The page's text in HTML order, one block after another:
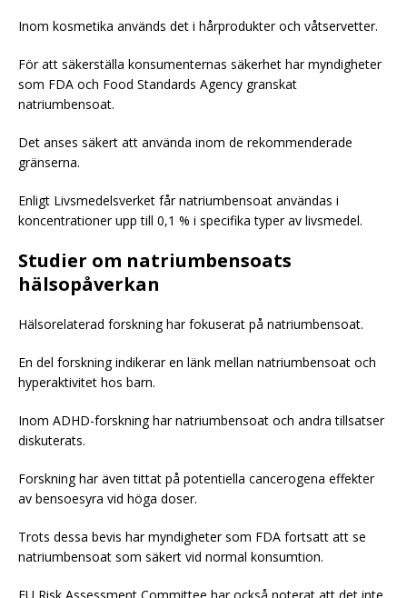
Inom kosmetika används det i hårprodukter och våtservetter.
För att säkerställa konsumenternas säkerhet har myndigheter
som FDA och Food Standards Agency granskat
natriumbensoat.
Det anses säkert att använda inom de rekommenderade
gränserna.
Enligt Livsmedelsverket får natriumbensoat användas i
koncentrationer upp till 0,1 % i specifika typer av livsmedel.
Studier om natriumbensoats
hälsopåverkan
Hälsorelaterad forskning har fokuserat på natriumbensoat.
En del forskning indikerar en länk mellan natriumbensoat och
hyperaktivitet hos barn.
Inom ADHD-forskning har natriumbensoat och andra tillsatser
diskuterats.
Forskning har även tittat på potentiella cancerogena effekter
av bensoesyra vid höga doser.
Trots dessa bevis har myndigheter som FDA fortsatt att se
natriumbensoat som säkert vid normal konsumtion.
EU Risk Assessment Committee har också noterat att det inte